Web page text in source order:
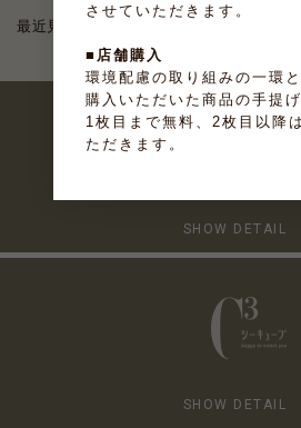
最近見た商品がありません。
SHOW DETAIL
SHOW DETAIL
させていただきます。
■店舗購入
環境配慮の取り組みの一環
購入いただいた商品の手提げ
1枚目まで無料、2枚目以降
ただきます。